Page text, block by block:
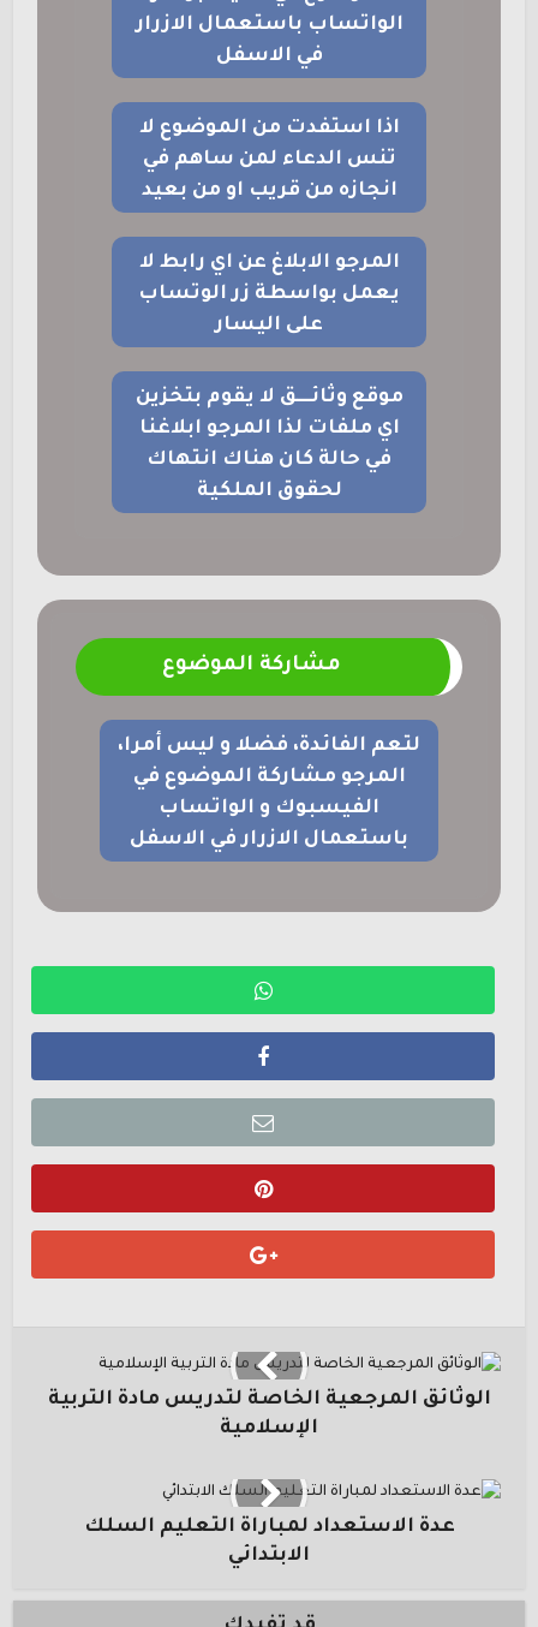
الواتساب باستعمال الازرار
في الاسفل
اذا استفدت من الموضوع لا
تنس الدعاء لمن ساهم في
انجازه من قريب او من بعيد
المرجو الابلاغ عن اي رابط لا
يعمل بواسطة زر الوتساب
على اليسار
موقع وثائــــق لا يقوم بتخزين
اي ملفات لذا المرجو ابلاغنا
في حالة كان هناك انتهاك
لحقوق الملكية
مشاركة الموضوع
لتعم الفائدة، فضلا و ليس أمرا،
المرجو مشاركة الموضوع في
الفيسبوك و الواتساب
باستعمال الازرار في الاسفل
الوثائق المرجعية الخاصة لتدريس مادة التربية
الإسلامية
عدة الاستعداد لمباراة التعليم السلك
الابتدائي